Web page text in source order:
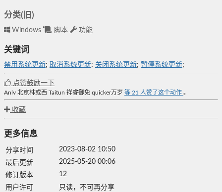
分类(旧)
Windows 脚本 功能
关键词
禁用系统更新; 取消系统更新; 关闭系统更新; 暂停系统更新;
点赞鼓励一下
Anlv 北京林或西 Taitun 祥睿御免 quicker万岁 等 21 人赞了这个动作 。
收藏
更多信息
分享时间
2023-08-02 10:50
最后更新
2025-05-20 00:06
修订版本
12
用户许可
只读，不可再分享